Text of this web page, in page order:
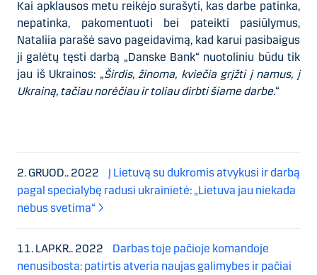
Kai apklausos metu reikėjo surašyti, kas darbe patinka,
nepatinka, pakomentuoti bei pateikti pasiūlymus,
Nataliia parašė savo pageidavimą, kad karui pasibaigus
ji galėtų tęsti darbą „Danske Bank“ nuotoliniu būdu tik
jau iš Ukrainos: „Širdis, žinoma, kviečia grįžti į namus, į
Ukrainą, tačiau norėčiau ir toliau dirbti šiame darbe.“
2. GRUOD.. 2022
Į Lietuvą su dukromis atvykusi ir darbą
pagal specialybę radusi ukrainietė: „Lietuva jau niekada
nebus svetima“
11. LAPKR.. 2022
Darbas toje pačioje komandoje
nenusibosta: patirtis atveria naujas galimybes ir pačiai